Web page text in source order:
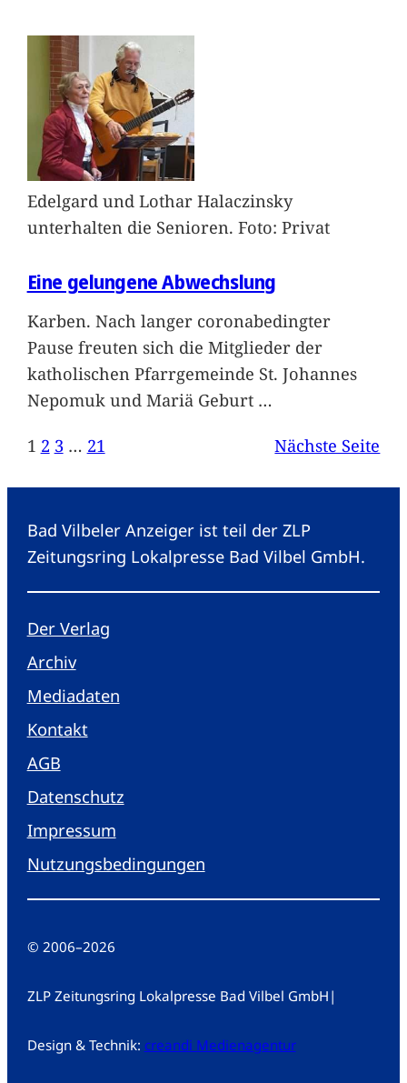
Edelgard und Lothar Halaczinsky
unterhalten die Senioren. Foto: Privat
Eine gelungene Abwechslung
Karben. Nach langer coronabedingter
Pause freuten sich die Mitglieder der
katholischen Pfarrgemeinde St. Johannes
Nepomuk und Mariä Geburt …
1 2 3 … 21 Nächste Seite
Bad Vilbeler Anzeiger ist teil der ZLP
Zeitungsring Lokalpresse Bad Vilbel GmbH.
Der Verlag
Archiv
Mediadaten
Kontakt
AGB
Datenschutz
Impressum
Nutzungsbedingungen
© 2006–2026
ZLP Zeitungsring Lokalpresse Bad Vilbel GmbH |
Design & Technik: creandi Medienagentur